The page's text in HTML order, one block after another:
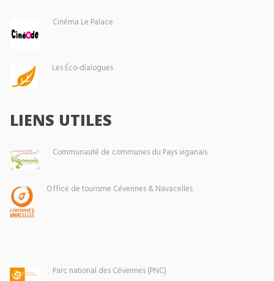
Cinéma Le Palace
Les Éco-dialogues
LIENS UTILES
Communauté de communes du Pays viganais
Office de tourisme Cévennes & Navacelles
Parc national des Cévennes (PNC)